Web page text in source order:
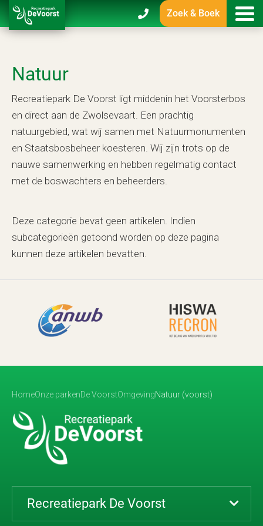
Zoek & Boek
Natuur
Recreatiepark De Voorst ligt middenin het Voorsterbos
en direct aan de Zwolsevaart. Een prachtig
natuurgebied, wat wij samen met Natuurmonumenten
en Staatsbosbeheer koesteren. Wij zijn trots op de
nauwe samenwerking en hebben regelmatig contact
met de boswachters en beheerders.
Deze categorie bevat geen artikelen. Indien
subcategorieën getoond worden op deze pagina
kunnen deze artikelen bevatten.
HomeOnze parkenDe VoorstOmgevingNatuur (voorst)
Recreatiepark De Voorst